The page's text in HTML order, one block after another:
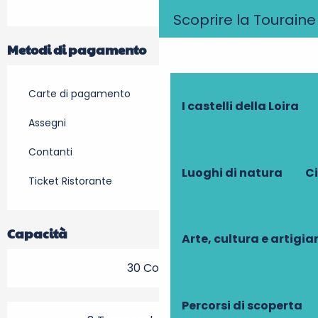
Scoprire la Touraine
I castelli della Loira
Luoghi di natura
Arte, cultura e
Percorsi di scoperta
Metodi di pagamento
Carte di pagamento
Assegni
Contanti
Ticket Ristorante
Capacità
30 Coperto